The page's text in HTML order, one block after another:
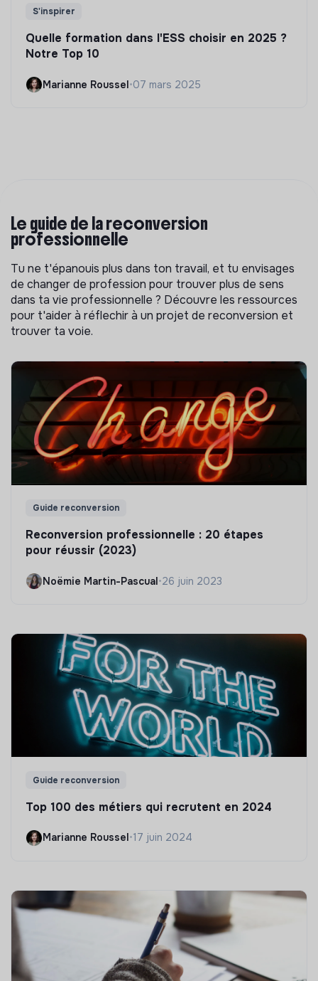
S'inspirer
Quelle formation dans l'ESS choisir en 2025 ?
Notre Top 10
Marianne Roussel•07 mars 2025
Le guide de la reconversion
professionnelle
Tu ne t'épanouis plus dans ton travail, et tu envisages
de changer de profession pour trouver plus de sens
dans ta vie professionnelle ? Découvre les ressources
pour t'aider à réflechir à un projet de reconversion et
trouver ta voie.
Guide reconversion
Reconversion professionnelle : 20 étapes
pour réussir (2023)
Noëmie Martin-Pascual•26 juin 2023
Guide reconversion
Top 100 des métiers qui recrutent en 2024
Marianne Roussel •17 juin 2024